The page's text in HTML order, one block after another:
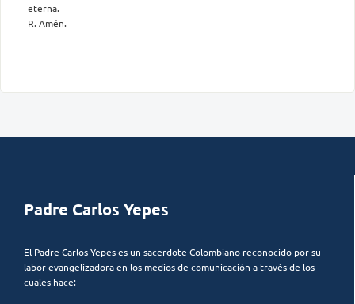
eterna.
R. Amén.
Padre Carlos Yepes
El Padre Carlos Yepes es un sacerdote Colombiano reconocido por su
labor evangelizadora en los medios de comunicación a través de los
cuales hace: